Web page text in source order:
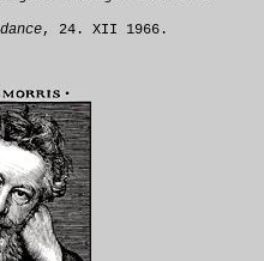
, 24. XII 1966.